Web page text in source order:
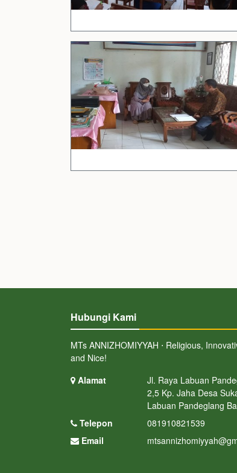
Hubungi Kami
MTs ANNIZHOMIYYAH ⋅ Religious,
and Nice!
Alamat
Jl. Raya Labuan
2,5 Kp. Jaha Desa
Labuan Pandeglang
Telepon
081910821539
Email